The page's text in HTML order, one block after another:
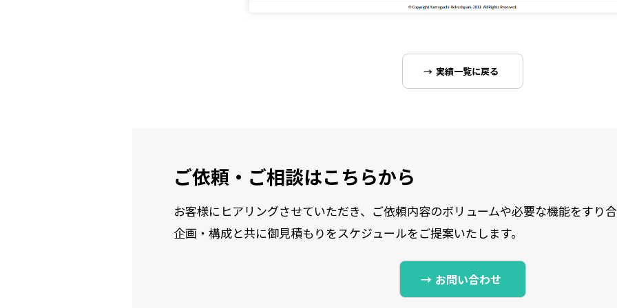
実績一覧に戻る
ご依頼・ご相談はこちらから
お客様にヒアリングさせていただき、ご依頼内容のボリュームや必要な機能をすり
企画・構成と共に御見積もりをスケジュールをご提案いたします。
お問い合わせ